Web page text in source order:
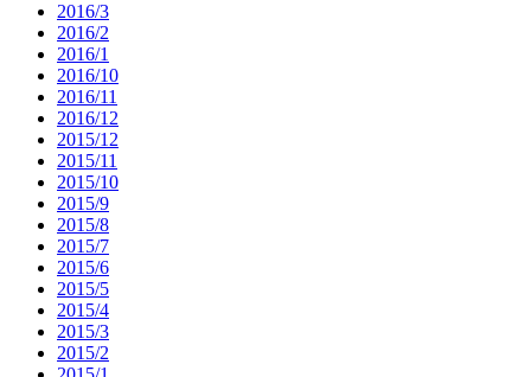
2016/3
2016/2
2016/1
2016/10
2016/11
2016/12
2015/12
2015/11
2015/10
2015/9
2015/8
2015/7
2015/6
2015/5
2015/4
2015/3
2015/2